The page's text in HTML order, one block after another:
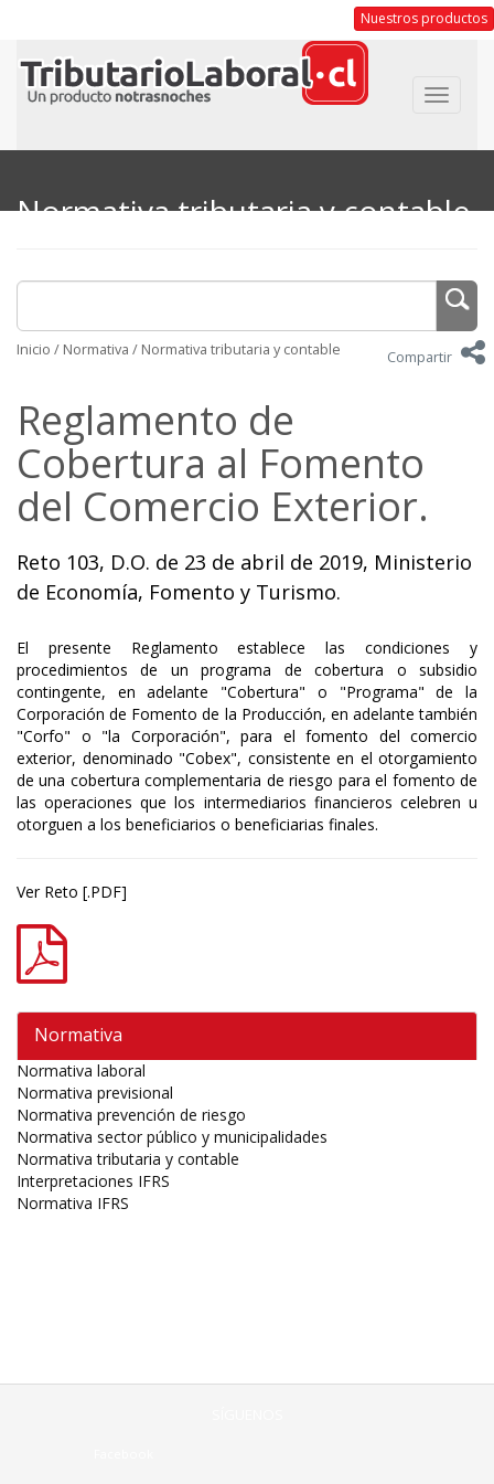
Nuestros productos
Toggle
Normativa tributaria y contable
Inicio / Normativa / Normativa tributaria y contable Compartir
Reglamento de
Cobertura al Fomento
del Comercio Exterior.
Reto 103, D.O. de 23 de abril de 2019, Ministerio
de Economía, Fomento y Turismo.
El presente Reglamento establece las condiciones y
procedimientos de un programa de cobertura o subsidio
contingente, en adelante "Cobertura" o "Programa" de la
Corporación de Fomento de la Producción, en adelante también
"Corfo" o "la Corporación", para el fomento del comercio
exterior, denominado "Cobex", consistente en el otorgamiento
de una cobertura complementaria de riesgo para el fomento de
las operaciones que los intermediarios financieros celebren u
otorguen a los beneficiarios o beneficiarias finales.
Ver Reto [.PDF]
Normativa
Normativa laboral
Normativa previsional
Normativa prevención de riesgo
Normativa sector público y municipalidades
Normativa tributaria y contable
Interpretaciones IFRS
Normativa IFRS